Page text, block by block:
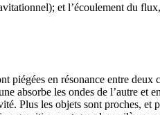
et l’écoulement du
piégées en résonance entre
absorbe les ondes de l’autre
Plus les objets sont proches,